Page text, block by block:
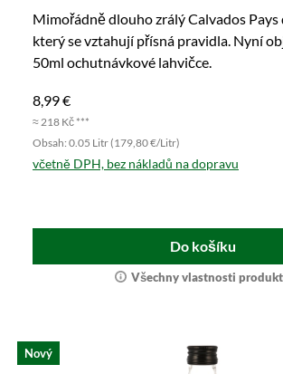
Mimořádně dlouho zrálý Calvados Pays
který se vztahují přísná pravidla. Nyní
50ml ochutnávkové lahvičce.
8,99 €
≈ 218 Kč ***
Obsah: 0.05 Litr (179,80 €/Litr)
včetně DPH, bez nákladů na dopravu
Do košíku
Všechny vlastnosti
Nový